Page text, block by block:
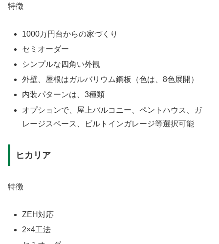
特徴
1000万円台からの家づくり
セミオーダー
シンプルな四角い外観
外壁、屋根はガルバリウム鋼板（色は、8色展開）
内装パターンは、3種類
オプションで、屋上バルコニー、ペントハウス、ガ
レージスペース、ビルトインガレージ等選択可能
ヒカリア
特徴
ZEH対応
2×4工法